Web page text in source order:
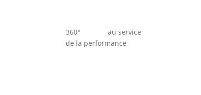
360° au service
de la performance